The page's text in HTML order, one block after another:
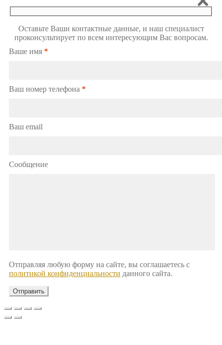
Оставьте Ваши контактные данные, и наш специалист
проконсультирует по всем интересующим Вас вопросам.
Ваше имя *
Ваш номер телефона *
Ваш email
Сообщение
Отправляя любую форму на сайте, вы соглашаетесь с
политикой конфиденциальности данного сайта.